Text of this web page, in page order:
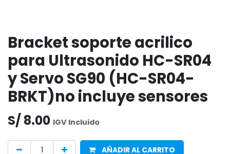
Bracket soporte acrilico
para Ultrasonido HC-SR04
y Servo SG90 (HC-SR04-
BRKT)no incluye sensores
S/ 8.00 IGV Incluido
AÑADIR AL CARRITO